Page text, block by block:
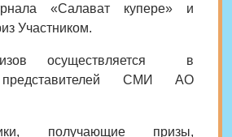
«Салават купере» и
Участником.
осуществляется в
представителей СМИ АО
получающие призы,